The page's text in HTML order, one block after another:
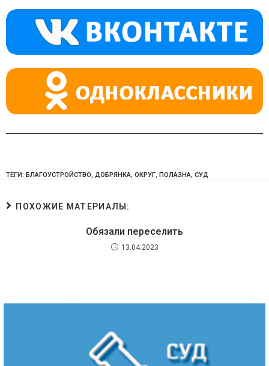
a
ss
ni
ki
m p
p
ТЕГИ: БЛАГОУСТРОЙСТВО, ДОБРЯНКА, ОКРУГ, ПОЛАЗНА, СУД
ПОХОЖИЕ МАТЕРИАЛЫ:
Обязали переселить
13.04.2023